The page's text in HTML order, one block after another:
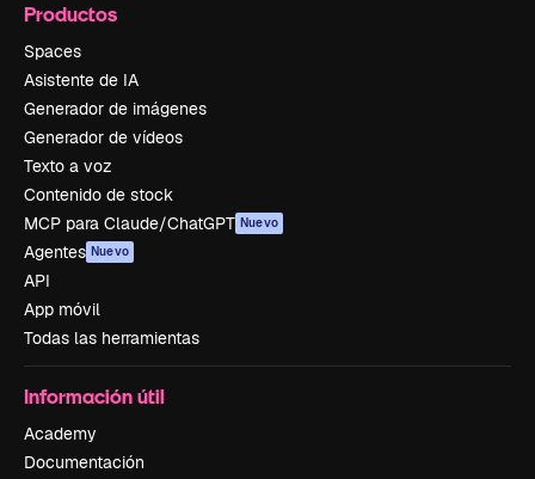
Productos
Spaces
Asistente de IA
Generador de imágenes
Generador de vídeos
Texto a voz
Contenido de stock
MCP para Claude/ChatGPT Nuevo
Agentes Nuevo
API
App móvil
Todas las herramientas
Información útil
Academy
Documentación